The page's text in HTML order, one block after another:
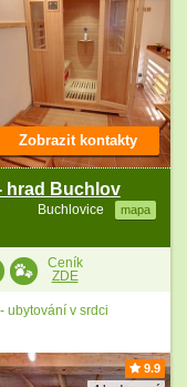
hrad Buchlov
Buchlovice mapa
Zobrazit kontakty
Ceník
ZDE
ubytování v srdci
9.9